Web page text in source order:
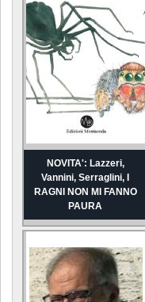
NOVITA': Lazzeri,
Vannini, Serraglini, I
RAGNI NON MI FANNO
PAURA